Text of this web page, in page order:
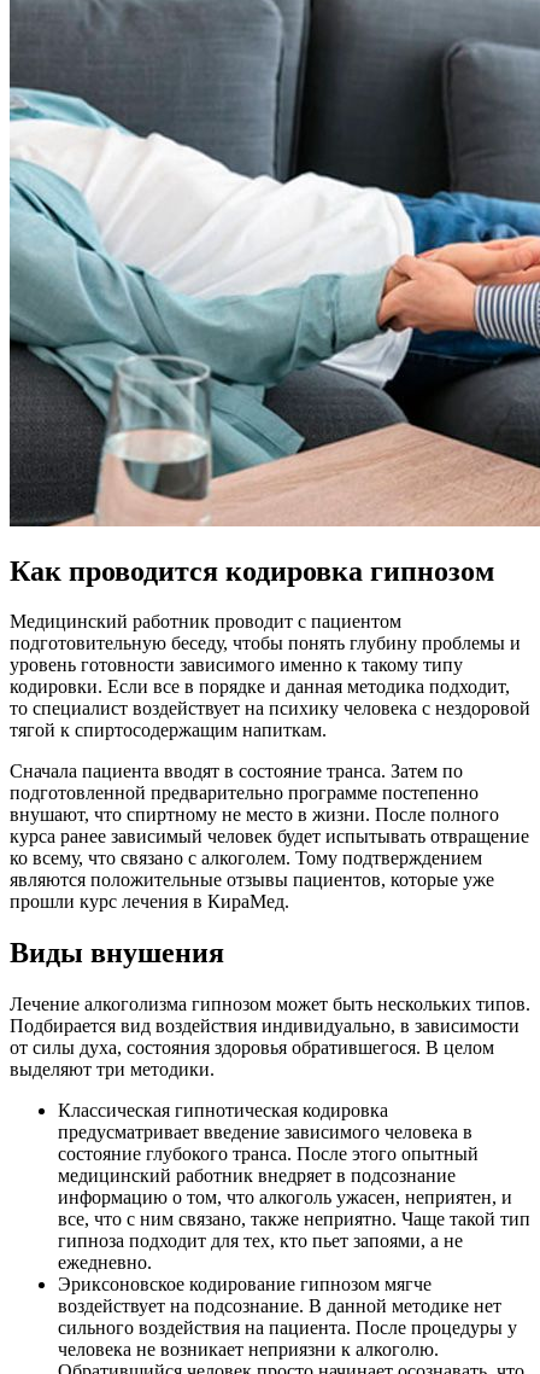
Как проводится кодировка гипнозом
Медицинский работник проводит с пациентом
подготовительную беседу, чтобы понять глубину проблемы и
уровень готовности зависимого именно к такому типу
кодировки. Если все в порядке и данная методика подходит,
то специалист воздействует на психику человека с нездоровой
тягой к спиртосодержащим напиткам.
Сначала пациента вводят в состояние транса. Затем по
подготовленной предварительно программе постепенно
внушают, что спиртному не место в жизни. После полного
курса ранее зависимый человек будет испытывать отвращение
ко всему, что связано с алкоголем. Тому подтверждением
являются положительные отзывы пациентов, которые уже
прошли курс лечения в КираМед.
Виды внушения
Лечение алкоголизма гипнозом может быть нескольких типов.
Подбирается вид воздействия индивидуально, в зависимости
от силы духа, состояния здоровья обратившегося. В целом
выделяют три методики.
Классическая гипнотическая кодировка
предусматривает введение зависимого человека в
состояние глубокого транса. После этого опытный
медицинский работник внедряет в подсознание
информацию о том, что алкоголь ужасен, неприятен, и
все, что с ним связано, также неприятно. Чаще такой тип
гипноза подходит для тех, кто пьет запоями, а не
ежедневно.
Эриксоновское кодирование гипнозом мягче
воздействует на подсознание. В данной методике нет
сильного воздействия на пациента. После процедуры у
человека не возникает неприязни к алкоголю.